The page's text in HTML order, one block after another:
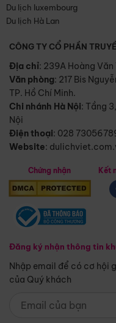
Du lịch luxembourg
Du lịch Hà Lan
CÔNG TY CỔ PHẦN
Địa chỉ: 239A Hoàng Văn
Văn phòng: 217 Bis
TP. Hồ Chí Minh.
Chi nhánh Hà Nội: Tầng
Nội
Điện thoại: 028
Website:
Chứng nhận
Đăng ký nhận thông tin
Nhập email để có cơ hội
của Quý khách
Kết